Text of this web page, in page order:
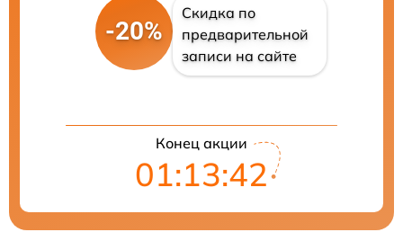
-20%
Скидка по
предварительной
записи на сайте
Конец акции
01:13:41